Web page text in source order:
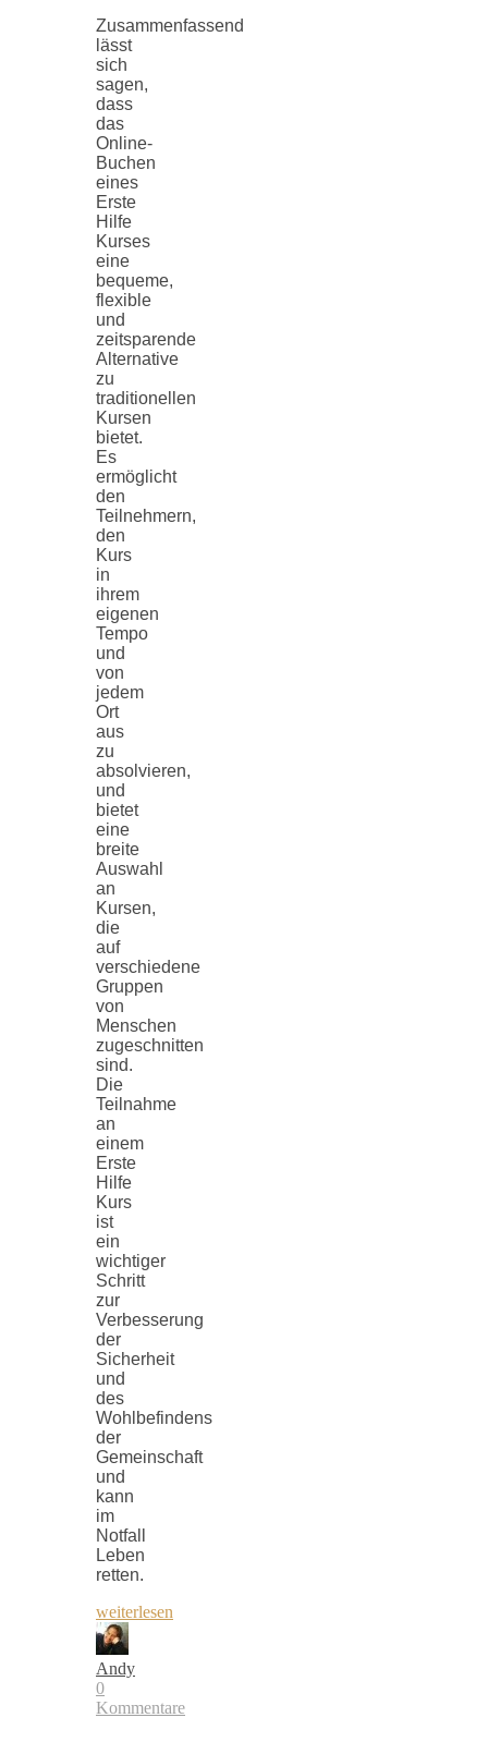
Zusammenfassend
lässt
sich
sagen,
dass
das
Online-
Buchen
eines
Erste
Hilfe
Kurses
eine
bequeme,
flexible
und
zeitsparende
Alternative
zu
traditionellen
Kursen
bietet.
Es
ermöglicht
den
Teilnehmern,
den
Kurs
in
ihrem
eigenen
Tempo
und
von
jedem
Ort
aus
zu
absolvieren,
und
bietet
eine
breite
Auswahl
an
Kursen,
die
auf
verschiedene
Gruppen
von
Menschen
zugeschnitten
sind.
Die
Teilnahme
an
einem
Erste
Hilfe
Kurs
ist
ein
wichtiger
Schritt
zur
Verbesserung
der
Sicherheit
und
des
Wohlbefindens
der
Gemeinschaft
und
kann
im
Notfall
Leben
retten.
weiterlesen
Andy
0
Kommentare